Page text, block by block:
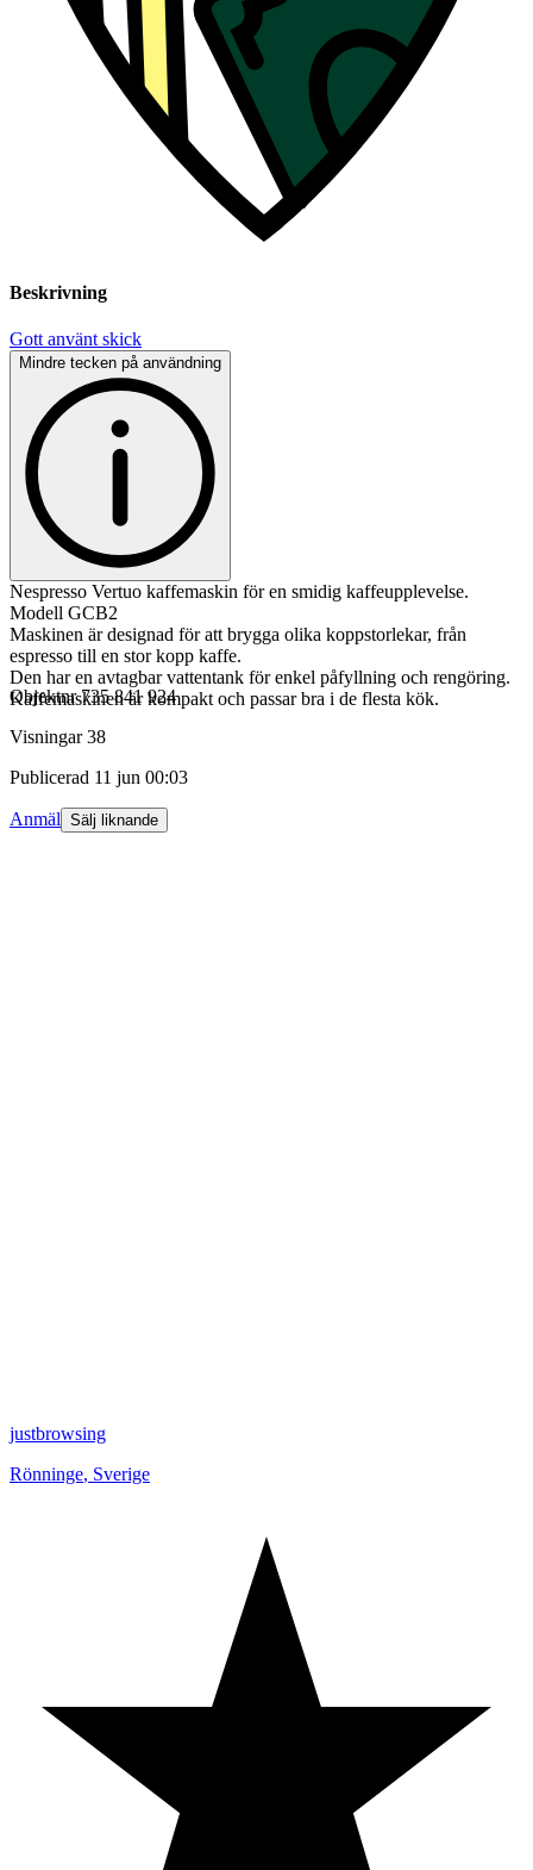
Beskrivning
Gott använt skick
Mindre tecken på användning
Nespresso Vertuo kaffemaskin för en smidig kaffeupplevelse.
Modell GCB2
Maskinen är designad för att brygga olika koppstorlekar, från
espresso till en stor kopp kaffe.
Den har en avtagbar vattentank för enkel påfyllning och rengöring.
Kaffemaskinen är kompakt och passar bra i de flesta kök.
Objektnr 735 841 924
Visningar 38
Publicerad 11 jun 00:03
Anmäl Sälj liknande
justbrowsing
Rönninge, Sverige